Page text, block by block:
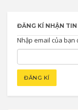
ĐĂNG KÍ NHẬN TIN
Nhập email của bạn